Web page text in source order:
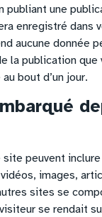
publiant une
enregistré dans
aucune donnée
la publication que
bout d’un jour.
peuvent
images,
sites se
se rendait